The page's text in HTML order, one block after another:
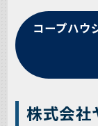
コープハウ
株式会社